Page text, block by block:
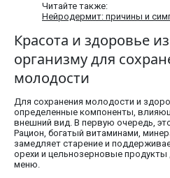
Читайте также:
Нейродермит: причины и
Красота и здоровье
организму для
молодости
Для сохранения молодости и
определенные компоненты,
внешний вид. В первую очередь,
Рацион, богатый витаминами,
замедляет старение и
орехи и цельнозерновые
меню.